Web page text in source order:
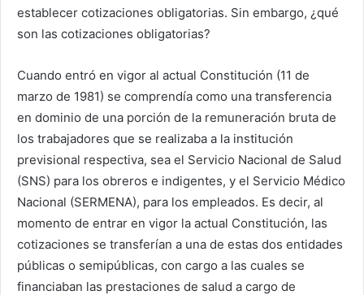
establecer cotizaciones obligatorias. Sin embargo, ¿qué
son las cotizaciones obligatorias?
Cuando entró en vigor al actual Constitución (11 de
marzo de 1981) se comprendía como una transferencia
en dominio de una porción de la remuneración bruta de
los trabajadores que se realizaba a la institución
previsional respectiva, sea el Servicio Nacional de Salud
(SNS) para los obreros e indigentes, y el Servicio Médico
Nacional (SERMENA), para los empleados. Es decir, al
momento de entrar en vigor la actual Constitución, las
cotizaciones se transferían a una de estas dos entidades
públicas o semipúblicas, con cargo a las cuales se
financiaban las prestaciones de salud a cargo de